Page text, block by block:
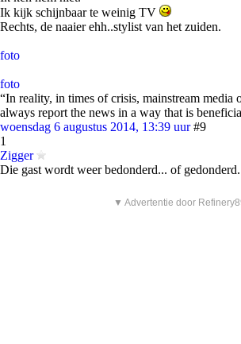
Ik kijk schijnbaar te weinig TV
Rechts, de naaier ehh..stylist van het zuiden.
foto
foto
“In reality, in times of crisis, mainstream media
always report the news in a way that is
woensdag 6 augustus 2014, 13:39 uur #9
1
Zigger
Die gast wordt weer bedonderd... of
▼ Advertentie door